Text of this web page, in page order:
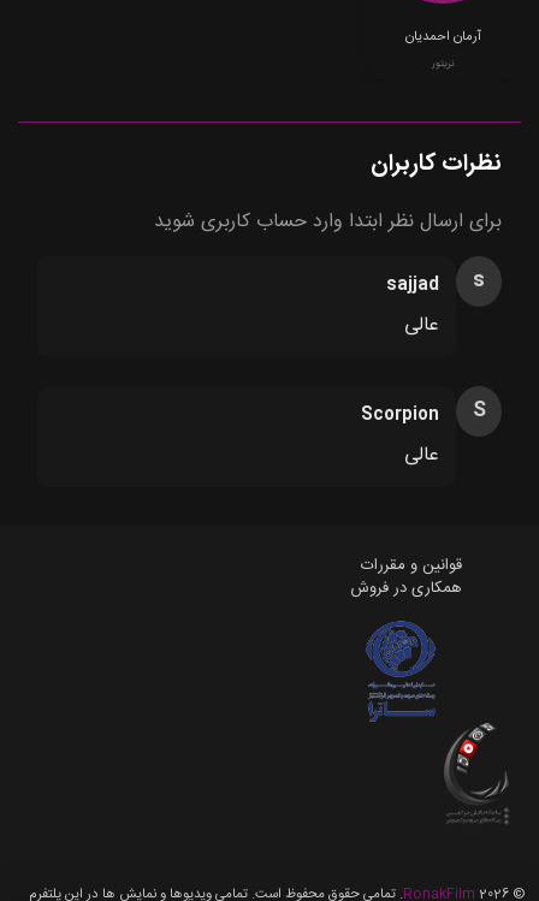
آرمان احمدیان
نریتور
نظرات کاربران
برای ارسال نظر ابتدا وارد حساب کاربری شوید
s
sajjad
عالی
S
Scorpion
عالی
قوانین و مقررات
همکاری در فروش
©
2026
RonakFilm. تمامی حقوق محفوظ است. تمامی ویدیوها و نمایش ها در این پلتفرم